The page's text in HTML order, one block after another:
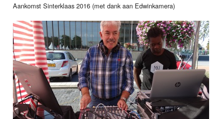
Aankomst Sinterklaas 2016 (met dank aan Edwinkamera)